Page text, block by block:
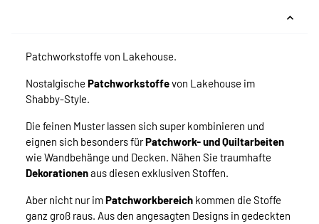
Patchworkstoffe von Lakehouse.
Nostalgische Patchworkstoffevon Lakehouse im
Shabby-Style.
Die feinen Muster lassen sich super kombinieren und
eignen sich besonders fürPatchwork- und Quiltarbeiten
wie Wandbehänge und Decken. Nähen Sie traumhafte
Dekorationenaus diesen exklusiven Stoffen.
Aber nicht nur imPatchworkbereich kommen die Stoffe
ganz groß raus. Aus den angesagten Designs in gedeckten